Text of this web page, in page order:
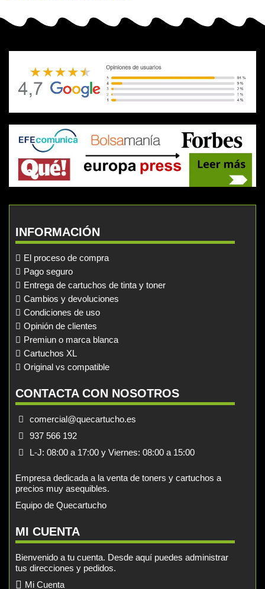
INFORMACIÓN
El proceso de compra
Pago seguro
Entrega de cartuchos de tinta y toner
Cambios y devoluciones
Condiciones de uso
Opinión de clientes
Premiun o marca blanca
Cartuchos XL
Original vs compatible
CONTACTA CON NOSOTROS
comercial@quecartucho.es
937 566 192
L-J: 08:00 a 17:00 y Viernes: 08:00 a 15:00
Empresa dedicada a la venta de toners y cartuchos a
precios muy asequibles.
Equipo de Quecartucho
MI CUENTA
Bienvenido a tu cuenta. Desde aquí puedes administrar
tus direcciones y pedidos.
Mi Cuenta